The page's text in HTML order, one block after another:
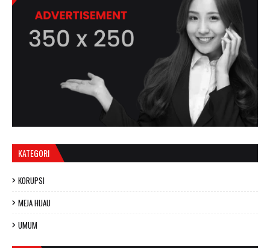
KATEGORI
KORUPSI
MEJA HIJAU
UMUM